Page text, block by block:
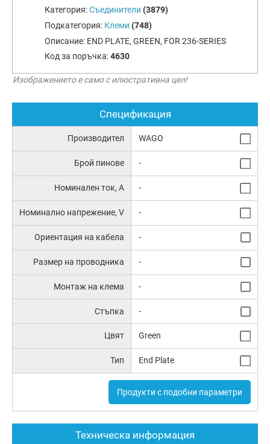
Категория:Съединители (3879)
Подкатегория: Клеми (748)
Описание: END PLATE, GREEN, FOR 236-SERIES
Код за поръчка:4630
Изображението е само с илюстративна цел!
Спецификация
Производител WAGO
Брой пинове -
Номинален ток, А -
Номинално напрежение, V -
Ориентация на кабела -
Размер на проводника -
Монтаж на клема -
Стъпка -
Цвят Green
Тип End Plate
Продукти с подобни параметри
Техническа информация